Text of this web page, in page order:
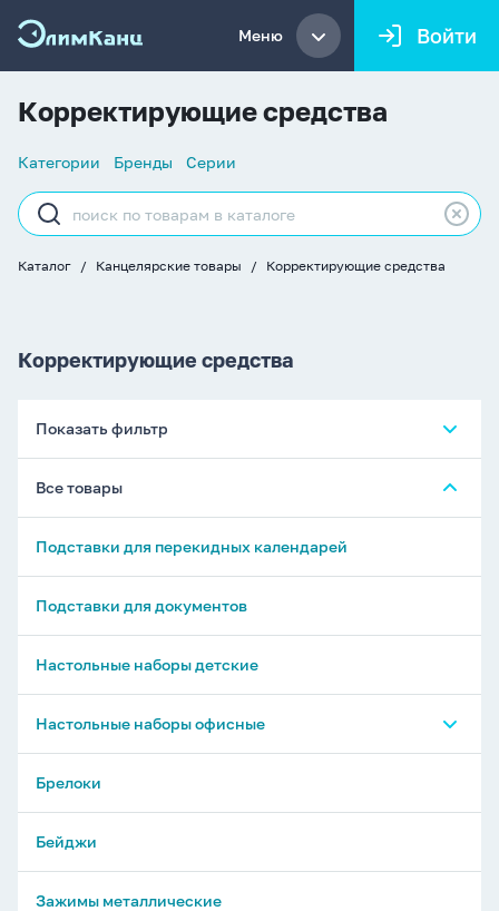
Меню Войти
Корректирующие средства
Список
Категории Бренды Серии
Строка
поиска
Каталог Канцелярские товары Корректирующие средства
Корректирующие средства
Показать фильтр
Все товары
Подставки для перекидных календарей
Подставки для документов
Настольные наборы детские
Настольные наборы офисные
Настольные органайзеры - без наполнения
Брелоки
Бейджи
Зажимы металлические